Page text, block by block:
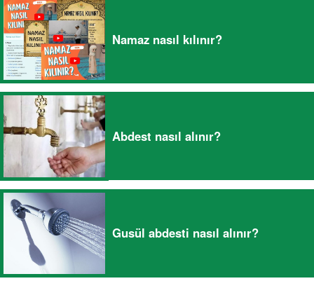
Namaz nasıl kılınır?
Abdest nasıl alınır?
Gusül abdesti nasıl alınır?